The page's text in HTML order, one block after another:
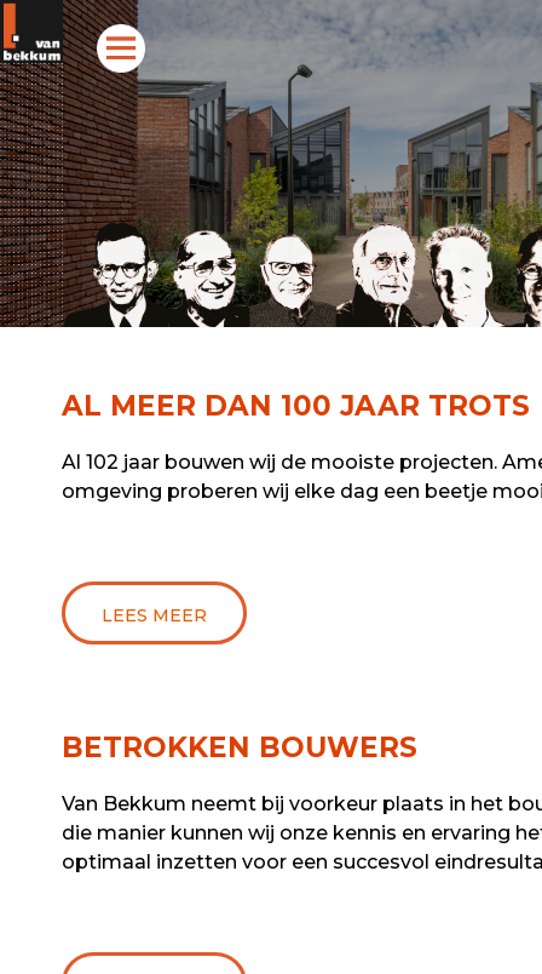
AL MEER DAN 100 JAAR TROTS
Al 102 jaar bouwen wij de mooiste projecten.
omgeving proberen wij elke dag een beetje
LEES MEER
BETROKKEN BOUWERS
Van Bekkum neemt bij voorkeur plaats in het
die manier kunnen wij onze kennis en ervaring
optimaal inzetten voor een succesvol